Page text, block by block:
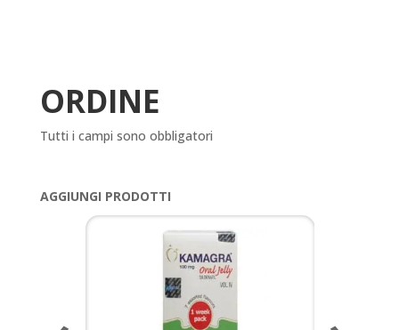
ORDINE
Tutti i campi sono obbligatori
AGGIUNGI PRODOTTI